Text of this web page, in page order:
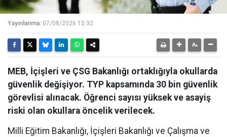
Yayınlanma: 07/08/2026 15:32
MEB, İçişleri ve ÇSG Bakanlığı ortaklığıyla okullarda
güvenlik değişiyor. TYP kapsamında 30 bin güvenlik
görevlisi alınacak. Öğrenci sayısı yüksek ve asayiş
riski olan okullara öncelik verilecek.
Milli Eğitim Bakanlığı, İçişleri Bakanlığı ve Çalışma ve